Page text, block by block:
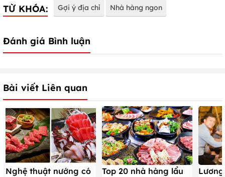
TỪ KHÓA: Gợi ý địa chỉ Nhà hàng ngon
Đánh giá Bình luận
Bài viết Liên quan
Nghệ thuật nướng có
Top 20 nhà hàng lẩu